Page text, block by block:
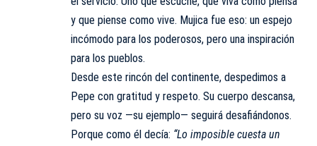
y que piense como vive. Mujica fue eso: un espejo
incómodo para los poderosos, pero una inspiración
para los pueblos.
Desde este rincón del continente, despedimos a
Pepe con gratitud y respeto. Su cuerpo descansa,
pero su voz —su ejemplo— seguirá desafiándonos.
Porque como él decía: “Lo imposible cuesta un